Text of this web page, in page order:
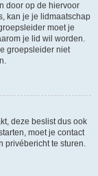
door op de hiervoor
kan je je lidmaatschap
moet je
je lid wil worden.
groepsleider niet
deze beslist dus ook
moet je contact
privébericht te sturen.